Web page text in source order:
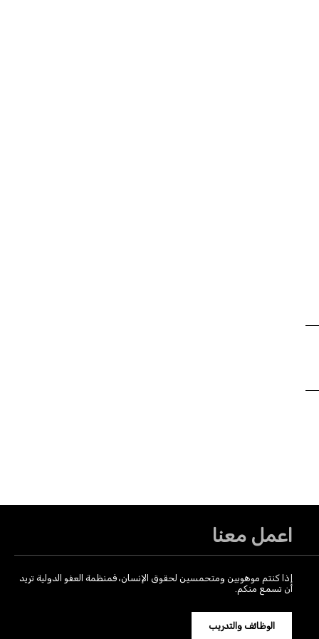
اعمل معنا
إذا كنتم موهوبين ومتحمسين لحقوق الإنسان، فمنظمة العفو الدولية تريد
أن تسمع منكم.
الوظائف والتدريب